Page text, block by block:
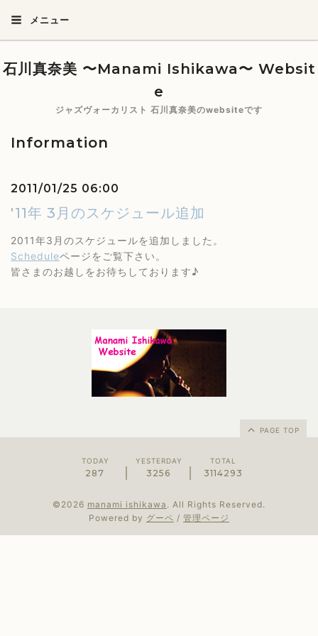
メニュー
石川真奈美 〜Manami Ishikawa〜 Websit
e
ジャズヴォーカリスト 石川真奈美のwebsiteです
Information
2011/01/25 06:00
'11年 3月のスケジュール追加
2011年3月のスケジュールを追加しました。
Scheduleページをご覧下さい。
皆さまのお越しをお待ちしております♪
PAGE TOP
TODAY
287
YESTERDAY
3256
TOTAL
3114293
©2026 manami ishikawa . All Rights Reserved.
Powered by グーペ / 管理ページ